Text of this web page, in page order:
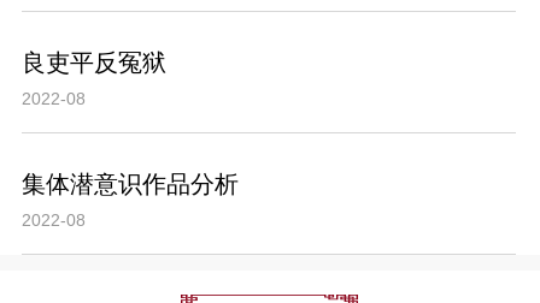
良吏平反冤狱
2022-08
集体潜意识作品分析
2022-08